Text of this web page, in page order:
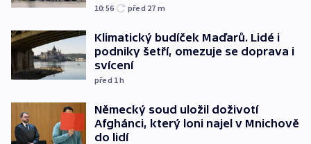
10:56 před 27 m
Klimatický budíček Maďarů. Lidé i
podniky šetří, omezuje se doprava i
svícení
před 1h
Německý soud uložil doživotí
Afghánci, který loni najel v Mnichově
do lidí